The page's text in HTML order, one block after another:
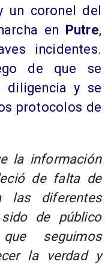
un coronel del
en Putre,
incidentes.
de que se
diligencia y se
protocolos de
la información
de falta de
diferentes
de público
seguimos
la verdad y